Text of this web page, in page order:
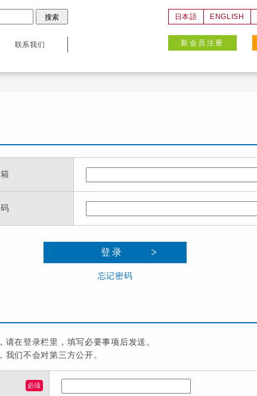
联系我们
日本語 ENGLISH
新会员注册
登录
忘记密码
请在登录栏里，填写必要事项后发送。
我们不会对第三方公开。
必须